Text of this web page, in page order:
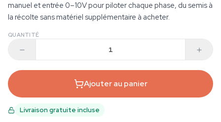
manuel et entrée 0–10V pour piloter chaque phase, du semis à
la récolte sans matériel supplémentaire à acheter.
QUANTITÉ
Ajouter au panier
Livraison gratuite incluse